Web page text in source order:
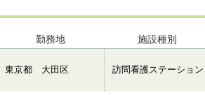
勤務地 施設種別
東京都 大田区 訪問看護ステーション